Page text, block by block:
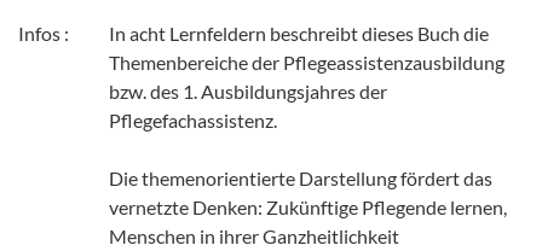
Infos :
In acht Lernfeldern beschreibt dieses Buch die
Themenbereiche der Pflegeassistenzausbildung
bzw. des 1. Ausbildungsjahres der
Pflegefachassistenz.
Die themenorientierte Darstellung fördert das
vernetzte Denken: Zukünftige Pflegende lernen,
Menschen in ihrer Ganzheitlichkeit